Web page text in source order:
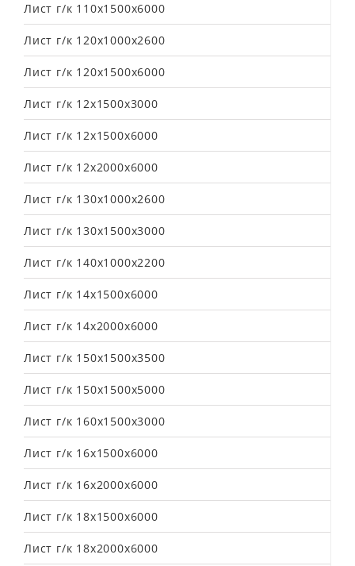
Лист г/к 110х1500х6000
Лист г/к 120х1000х2600
Лист г/к 120х1500х6000
Лист г/к 12х1500х3000
Лист г/к 12х1500х6000
Лист г/к 12х2000х6000
Лист г/к 130х1000х2600
Лист г/к 130х1500х3000
Лист г/к 140х1000х2200
Лист г/к 14х1500х6000
Лист г/к 14х2000х6000
Лист г/к 150х1500х3500
Лист г/к 150х1500х5000
Лист г/к 160х1500х3000
Лист г/к 16х1500х6000
Лист г/к 16х2000х6000
Лист г/к 18х1500х6000
Лист г/к 18х2000х6000